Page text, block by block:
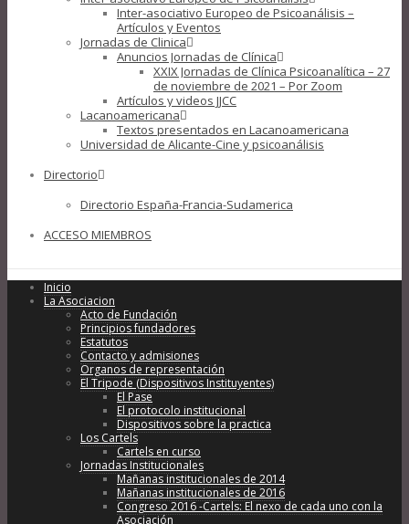
Inter-asociativo Europeo de Psicoanálisis –
Artículos y Eventos
Jornadas de Clinica
Anuncios Jornadas de Clínica
XXIX Jornadas de Clínica Psicoanalítica – 27
de noviembre de 2021 – Por Zoom
Artículos y videos JJCC
Lacanoamericana
Textos presentados en Lacanoamericana
Universidad de Alicante-Cine y psicoanálisis
Directorio
Directorio España-Francia-Sudamerica
ACCESO MIEMBROS
Inicio
La Asociacion
Acto de Fundación
Principios fundadores
Estatutos
Contacto y admisiones
Organos de representación
El Tripode (Dispositivos Instituyentes)
El Pase
El protocolo institucional
Dispositivos sobre la practica
Los Cartels
Cartels en curso
Jornadas Institucionales
Mañanas institucionales de 2014
Mañanas institucionales de 2016
Congreso 2016 -Cartels: El nexo de cada uno con la
Asociación